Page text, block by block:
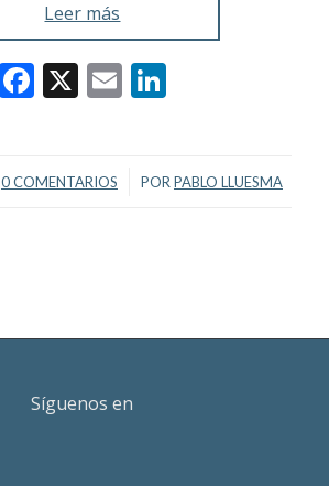
Leer más
Facebook
X EmailLinkedIn
0 COMENTARIOS
/ POR PABLO LLUESMA
Síguenos en